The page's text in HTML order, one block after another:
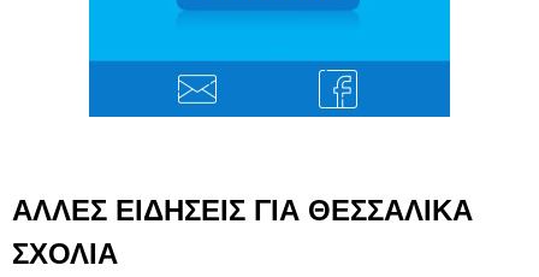
ΑΛΛΕΣ ΕΙΔΗΣΕΙΣ ΓΙΑ ΘΕΣΣΑΛΙΚΑ
ΣΧΟΛΙΑ